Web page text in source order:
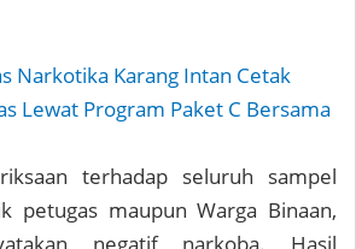
Narkotika Karang Intan Cetak
Lewat Program Paket C Bersama
terhadap seluruh sampel
petugas maupun Warga Binaan,